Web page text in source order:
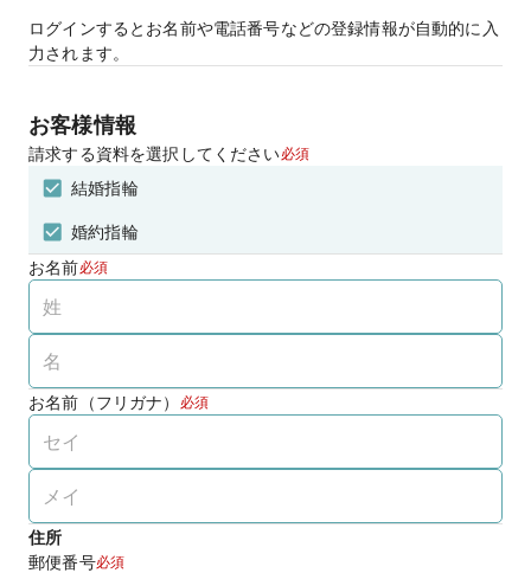
ログインするとお名前や電話番号などの登録情報が自動的に入
力されます。
お客様情報
請求する資料を選択してください必須
結婚指輪
婚約指輪
お名前必須
お名前（フリガナ） 必須
住所
郵便番号必須